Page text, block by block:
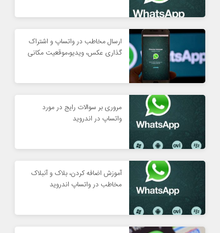
ارسال مخاطب در واتساپ و اشتراک
گذاری عکس، ویدیو،موقعیت مکانی
مروری بر سوالات رایج در مورد
واتساپ در اندروید
آموزش اضافه کردن، بلاک و آنبلاک
مخاطب در واتساپ اندروید